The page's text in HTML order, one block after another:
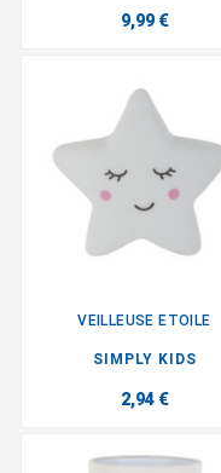
9,99 €
VEILLEUSE ETOILE
SIMPLY KIDS
2,94 €